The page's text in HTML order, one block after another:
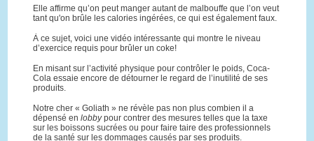
Elle affirme qu’on peut manger autant de malbouffe que l’on veut
tant qu'on brûle les calories ingérées, ce qui est également faux.
À ce sujet, voici une vidéo intéressante qui montre le niveau
d’exercice requis pour brûler un coke!
En misant sur l’activité physique pour contrôler le poids, Coca-
Cola essaie encore de détourner le regard de l’inutilité de ses
produits.
Notre cher « Goliath » ne révèle pas non plus combien il a
dépensé en lobbypour contrer des mesures telles que la taxe
sur les boissons sucrées ou pour faire taire des professionnels
de la santé sur les dommages causés par ses produits.